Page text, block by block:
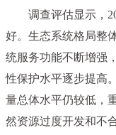
调查评估显示，
好。生态系统格局整
统服务功能不断增强
性保护水平逐步提高
量总体水平仍较低，
然资源过度开发和不